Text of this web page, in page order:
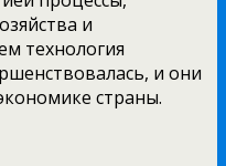
и
технология
и они
страны.